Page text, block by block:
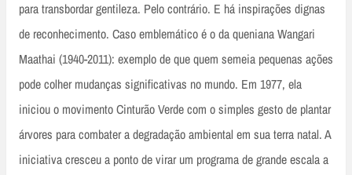
para transbordar gentileza. Pelo contrário. E há inspirações dignas
de reconhecimento. Caso emblemático é o da queniana Wangari
Maathai (1940-2011): exemplo de que quem semeia pequenas ações
pode colher mudanças significativas no mundo. Em 1977, ela
iniciou o movimento Cinturão Verde com o simples gesto de plantar
árvores para combater a degradação ambiental em sua terra natal. A
iniciativa cresceu a ponto de virar um programa de grande escala a